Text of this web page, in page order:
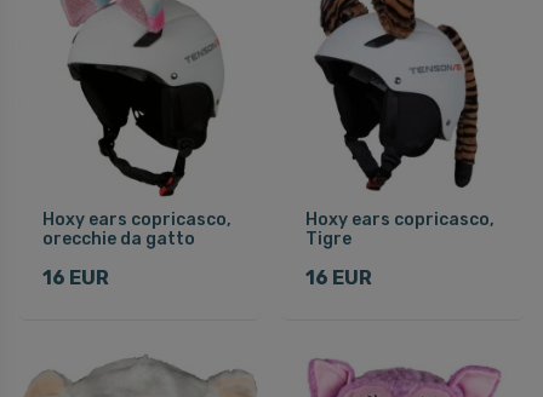
Hoxy ears copricasco,
orecchie da gatto
16 EUR
Hoxy ears copricasco,
Tigre
16 EUR